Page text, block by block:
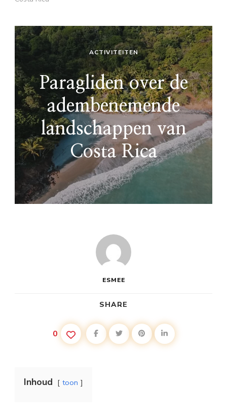
ACTIVITEITEN
Paragliden over de
adembenemende
landschappen van
Costa Rica
ESMEE
SHARE
0
Inhoud toon